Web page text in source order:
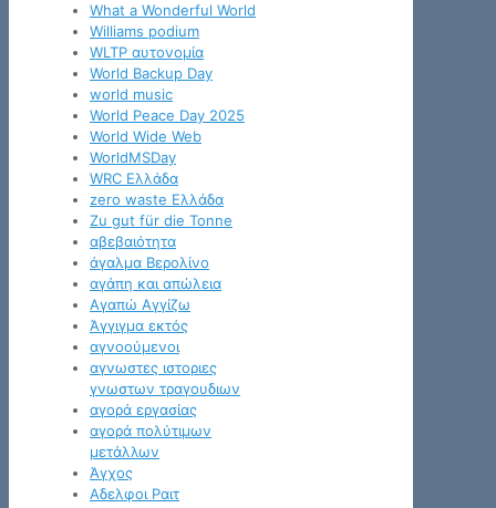
What a Wonderful World
Williams podium
WLTP αυτονομία
World Backup Day
world music
World Peace Day 2025
World Wide Web
WorldMSDay
WRC Ελλάδα
zero waste Ελλάδα
Zu gut für die Tonne
αβεβαιότητα
άγαλμα Βερολίνο
αγάπη και απώλεια
Αγαπώ Αγγίζω
Άγγιγμα εκτός
αγνοούμενοι
αγνωστες ιστοριες
γνωστων τραγουδιων
αγορά εργασίας
αγορά πολύτιμων
μετάλλων
Άγχος
Αδελφοι Ραιτ